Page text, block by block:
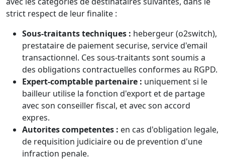
strict respect de leur finalite :
Sous-traitants techniques : hebergeur (o2switch),
prestataire de paiement securise, service d'email
transactionnel. Ces sous-traitants sont soumis a
des obligations contractuelles conformes au RGPD.
Expert-comptable partenaire : uniquement si le
bailleur utilise la fonction d'export et de partage
avec son conseiller fiscal, et avec son accord
expres.
Autorites competentes : en cas d'obligation legale,
de requisition judiciaire ou de prevention d'une
infraction penale.